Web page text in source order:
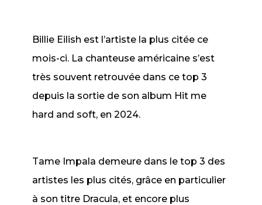
Billie Eilish est l’artiste la plus citée ce
mois-ci. La chanteuse américaine s’est
très souvent retrouvée dans ce top 3
depuis la sortie de son album Hit me
hard and soft, en 2024.
Tame Impala demeure dans le top 3 des
artistes les plus cités, grâce en particulier
à son titre Dracula, et encore plus